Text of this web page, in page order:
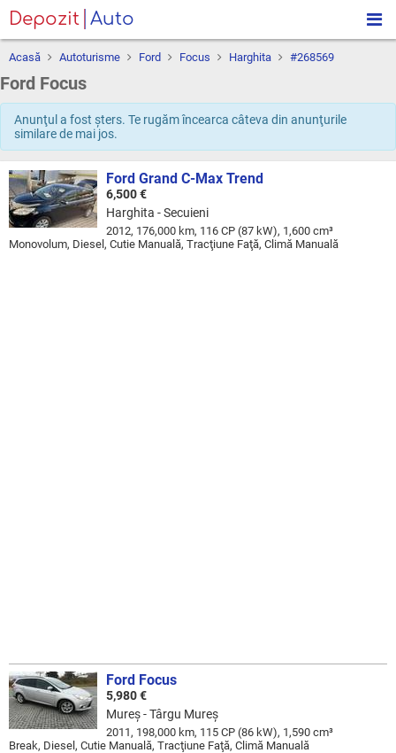
Depozit Auto
Acasă Autoturisme Ford Focus Harghita #268569
Ford Focus
Anunţul a fost şters. Te rugăm încearca câteva din anunţurile
similare de mai jos.
Ford Grand C-Max Trend
6,500 €
Harghita - Secuieni
2012, 176,000 km, 116 CP (87 kW), 1,600 cm³
Monovolum, Diesel, Cutie Manuală, Tracţiune Faţă, Climă Manuală
Ford Focus
5,980 €
Mureş - Târgu Mureş
2011, 198,000 km, 115 CP (86 kW), 1,590 cm³
Break, Diesel, Cutie Manuală, Tracţiune Faţă, Climă Manuală